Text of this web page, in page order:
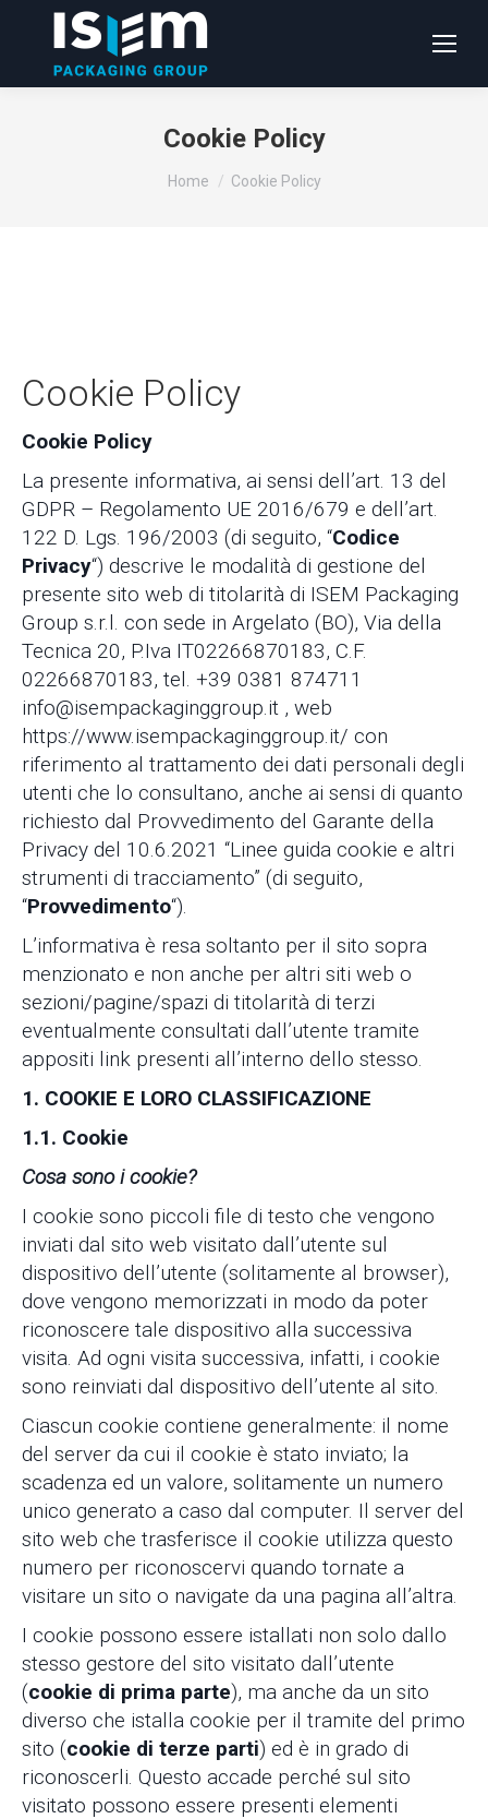
Cookie Policy
Tu sei qui:
Home Cookie Policy
Cookie Policy
Cookie Policy
La presente informativa, ai sensi dell’art. 13 del
GDPR – Regolamento UE 2016/679 e dell’art.
122 D. Lgs. 196/2003 (di seguito, “Codice
Privacy“) descrive le modalità di gestione del
presente sito web di titolarità di ISEM Packaging
Group s.r.l. con sede in Argelato (BO), Via della
Tecnica 20, P.Iva IT02266870183, C.F.
02266870183, tel. +39 0381 874711
info@isempackaginggroup.it , web
https://www.isempackaginggroup.it/ con
riferimento al trattamento dei dati personali degli
utenti che lo consultano, anche ai sensi di quanto
richiesto dal Provvedimento del Garante della
Privacy del 10.6.2021 “Linee guida cookie e altri
strumenti di tracciamento” (di seguito,
“Provvedimento“).
L’informativa è resa soltanto per il sito sopra
menzionato e non anche per altri siti web o
sezioni/pagine/spazi di titolarità di terzi
eventualmente consultati dall’utente tramite
appositi link presenti all’interno dello stesso.
1. COOKIE E LORO CLASSIFICAZIONE
1.1. Cookie
Cosa sono i cookie?
I cookie sono piccoli file di testo che vengono
inviati dal sito web visitato dall’utente sul
dispositivo dell’utente (solitamente al browser),
dove vengono memorizzati in modo da poter
riconoscere tale dispositivo alla successiva
visita. Ad ogni visita successiva, infatti, i cookie
sono reinviati dal dispositivo dell’utente al sito.
Ciascun cookie contiene generalmente: il nome
del server da cui il cookie è stato inviato; la
scadenza ed un valore, solitamente un numero
unico generato a caso dal computer. Il server del
sito web che trasferisce il cookie utilizza questo
numero per riconoscervi quando tornate a
visitare un sito o navigate da una pagina all’altra.
I cookie possono essere istallati non solo dallo
stesso gestore del sito visitato dall’utente
(cookie di prima parte), ma anche da un sito
diverso che istalla cookie per il tramite del primo
sito (cookie di terze parti) ed è in grado di
riconoscerli. Questo accade perché sul sito
visitato possono essere presenti elementi